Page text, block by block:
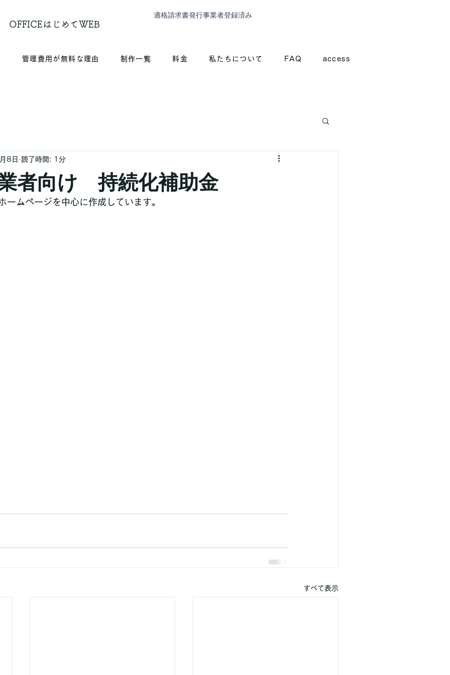
OFFICEはじめてWEB
適格請求書発行事業者登録済み
管理費用が無料な理由 制作一覧 料金 私たちについて FAQ access
者向け 持続化補助金
8日 読了時間: 1分
ームページを中心に作成しています。
すべて表示